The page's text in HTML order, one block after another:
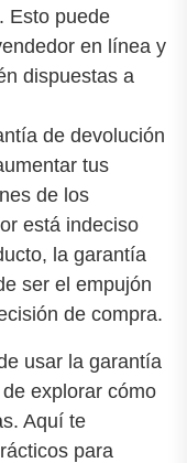
Esto puede
en línea y
dispuestas a
de devolución
tus
de los
está indeciso
la garantía
ser el empujón
de compra.
usar la garantía
explorar cómo
Aquí te
para